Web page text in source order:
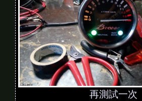
再測試一次